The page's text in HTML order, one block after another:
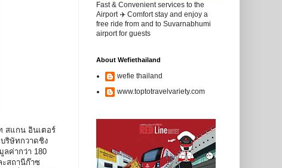
สแกน อินเตอร์
ริษัทกวาดชิง
ค่ากว่า 180
สถานีก๊าซ
Fast & Convenient services to the
Airport ✈️ Comfort stay and enjoy a
free ride from and to Suvarnabhumi
airport for guests
About Wefiethailand
wefie thailand
www.toptotravelvariety.com